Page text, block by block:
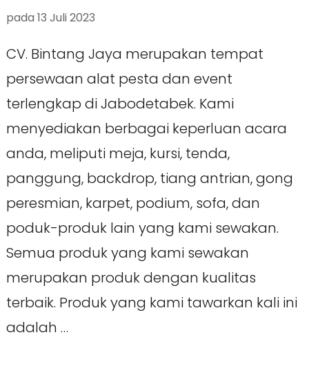
pada 13 Juli 2023
CV. Bintang Jaya merupakan tempat
persewaan alat pesta dan event
terlengkap di Jabodetabek. Kami
menyediakan berbagai keperluan acara
anda, meliputi meja, kursi, tenda,
panggung, backdrop, tiang antrian, gong
peresmian, karpet, podium, sofa, dan
poduk-produk lain yang kami sewakan.
Semua produk yang kami sewakan
merupakan produk dengan kualitas
terbaik. Produk yang kami tawarkan kali ini
adalah …